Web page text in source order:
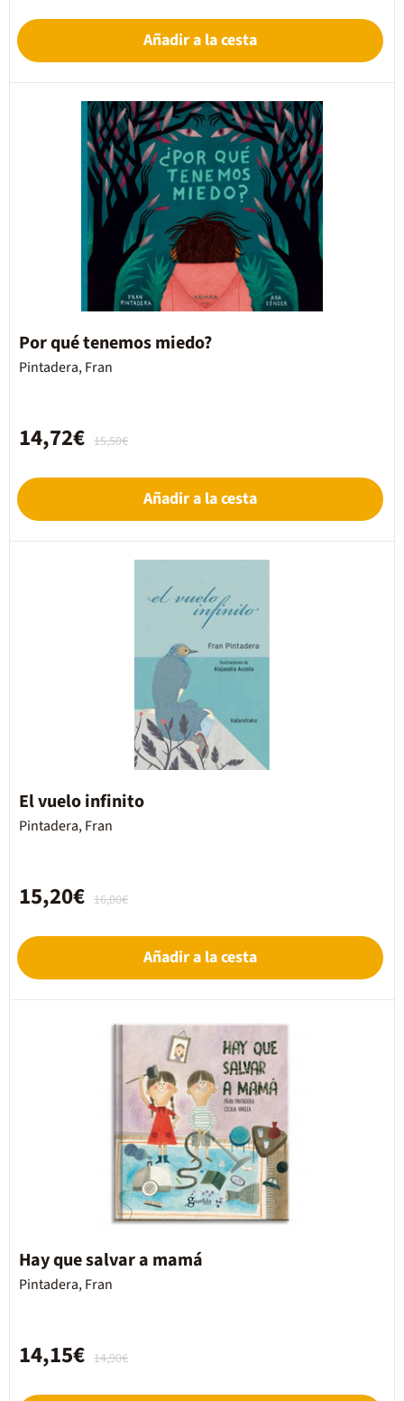
Añadir a la cesta
Por qué tenemos miedo?
Pintadera, Fran
15,50€
14,72€
Añadir a la cesta
El vuelo infinito
Pintadera, Fran
16,00€
15,20€
Añadir a la cesta
Hay que salvar a mamá
Pintadera, Fran
14,90€
14,15€